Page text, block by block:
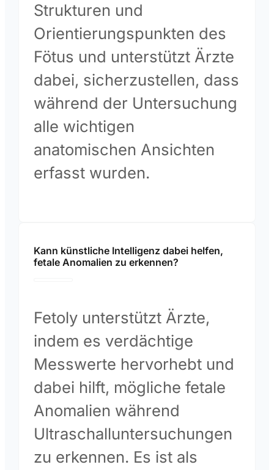
Strukturen und
Orientierungspunkten des
Fötus und unterstützt Ärzte
dabei, sicherzustellen, dass
während der Untersuchung
alle wichtigen
anatomischen Ansichten
erfasst wurden.
Kann künstliche Intelligenz dabei helfen,
fetale Anomalien zu erkennen?
Fetoly unterstützt Ärzte,
indem es verdächtige
Messwerte hervorhebt und
dabei hilft, mögliche fetale
Anomalien während
Ultraschalluntersuchungen
zu erkennen. Es ist als